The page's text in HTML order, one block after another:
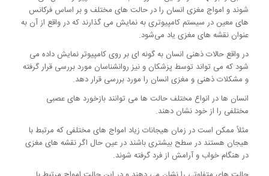
شوند و امواج مغزی انسان را در حالت های مختلف و بر اساس فرکانس
های معین در سیستم کامپیوتری به نمایش می گذارند که در واقع از آن به
عنوان نقشه های مغزی یاد می‌شود.
در واقع حالات ذهنی انسان به گونه ای بر روی کامپیوتر نمایش داده می
شود که می تواند توسط پزشکان و نیز روانشناسان مورد بررسی قرار گرفته
و مشکلات ذهنی و مغزی انسان را مورد بررسی قرار دهد.
انسان ها در انواع مختلف حالت ها می توانند بازخورد های عصبی
مختلفی را از خود نشان دهند.
مثلاً ممکن است در زمان هیجانات زیاد امواج های مختلفی که مرتبط با
هیجان هستند در سطح بیشتری باشند در عین حال اگر نقشه های مغزی
در هنگام خواب و آرامش از فرد گرفته شوند.